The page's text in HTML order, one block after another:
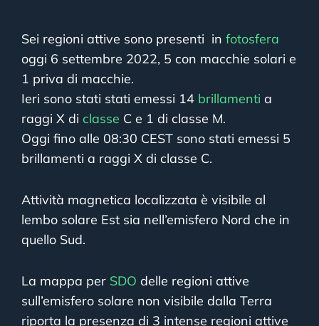
Sei regioni attive sono presenti in fotosfera
oggi 6 settembre 2022, 5 con macchie solari e
1 priva di macchie.
Ieri sono stati stati emessi 14 brillamenti a
raggi X di classe C e 1 di classe M.
Oggi fino alle 08:30 CEST sono stati emessi 5
brillamenti a raggi X di classe C.
Attività magnetica localizzata è visibile al
lembo solare Est sia nell’emisfero Nord che in
quello Sud.
La mappa per SDO delle regioni attive
sull’emisfero solare non visibile dalla Terra
riporta la presenza di 3 intense regioni attive